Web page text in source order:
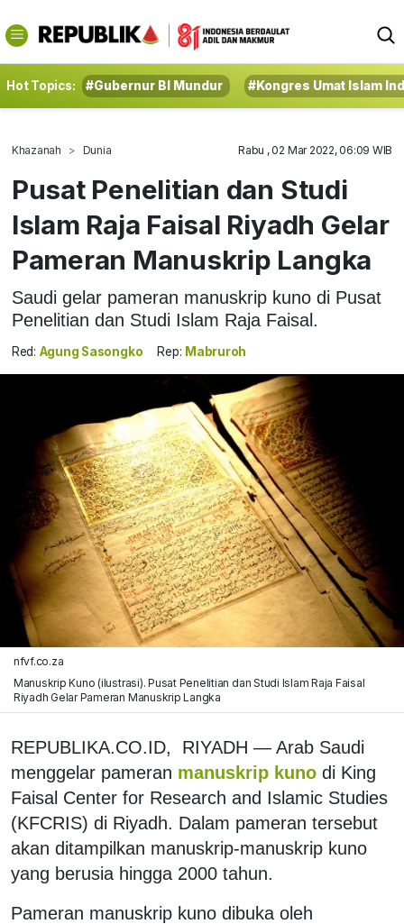
Hot Topics: #Gubernur BI Mundur #Kongres Umat Islam
Khazanah Dunia Rabu , 02 Mar 2022, 06:09 WIB
Pusat Penelitian dan Studi
Islam Raja Faisal Riyadh Gelar
Pameran Manuskrip Langka
Saudi gelar pameran manuskrip kuno di Pusat
Penelitian dan Studi Islam Raja Faisal.
Red: Agung Sasongko Rep: Mabruroh
nfvf.co.za
Manuskrip Kuno (ilustrasi). Pusat Penelitian dan Studi Islam Raja Faisal
Riyadh Gelar Pameran Manuskrip Langka
REPUBLIKA.CO.ID, RIYADH — Arab Saudi
menggelar pameran manuskrip kuno di King
Faisal Center for Research and Islamic Studies
(KFCRIS) di Riyadh. Dalam pameran tersebut
akan ditampilkan manuskrip-manuskrip kuno
yang berusia hingga 2000 tahun.
Pameran manuskrip kuno dibuka oleh